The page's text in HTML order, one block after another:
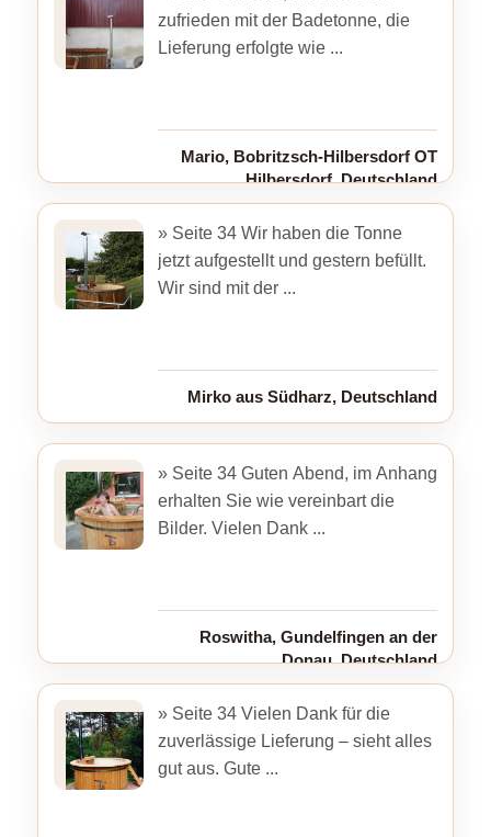
zufrieden mit der Badetonne, die
Lieferung erfolgte wie ...
Mario, Bobritzsch-Hilbersdorf OT
Hilbersdorf, Deutschland
» Seite 34 Wir haben die Tonne
jetzt aufgestellt und gestern befüllt.
Wir sind mit der ...
Mirko aus Südharz, Deutschland
» Seite 34 Guten Abend, im Anhang
erhalten Sie wie vereinbart die
Bilder. Vielen Dank ...
Roswitha, Gundelfingen an der
Donau, Deutschland
» Seite 34 Vielen Dank für die
zuverlässige Lieferung – sieht alles
gut aus. Gute ...